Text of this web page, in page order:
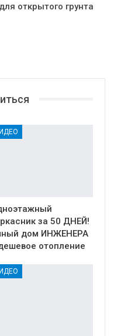
для открытого грунта
за 50 ДНЕЙ!
дом ИНЖЕНЕРА
отопление